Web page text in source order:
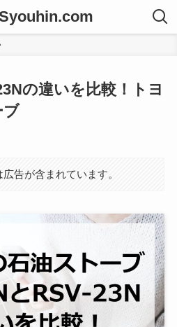
の違いを比較！トヨ
ブ
告が含まれています。